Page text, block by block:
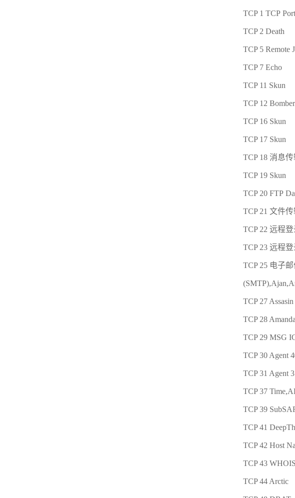
TCP 1 TCP
TCP 2 Death
TCP 5 Remote
TCP 7 Echo
TCP 11 Skun
TCP 12 Bomber
TCP 16 Skun
TCP 17 Skun
TCP 18 消息
TCP 19 Skun
TCP 20 FTP
TCP 21 文件传
TCP 22 远程
TCP 23 远程登
TCP 25 电子
TCP 27 Assasin
TCP 28 Amanda
TCP 29 MSG
TCP 30 Agent
TCP 31 Agent
TCP 37
TCP 39
TCP 41
TCP 42 Host
TCP 43 WHOIS
TCP 44 Arctic